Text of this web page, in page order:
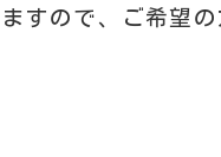
すので、ご希望